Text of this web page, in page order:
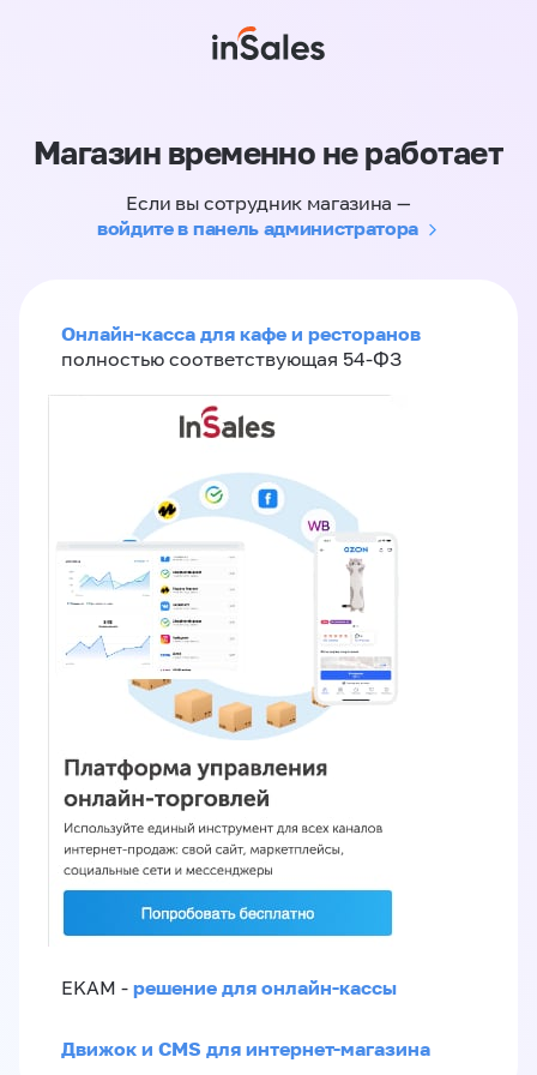
Магазин временно не работает
Если вы сотрудник магазина —
войдите в панель администратора
Онлайн-касса для кафе и ресторанов
полностью соответствующая 54-ФЗ
EKAM - решение для онлайн-кассы
Движок и CMS для интернет-магазина